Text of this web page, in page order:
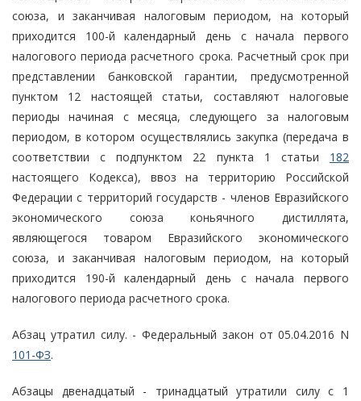
союза, и заканчивая налоговым периодом, на который
приходится 100-й календарный день с начала первого
налогового периода расчетного срока. Расчетный срок при
представлении банковской гарантии, предусмотренной
пунктом 12 настоящей статьи, составляют налоговые
периоды начиная с месяца, следующего за налоговым
периодом, в котором осуществлялись закупка (передача в
соответствии с подпунктом 22 пункта 1 статьи 182
настоящего Кодекса), ввоз на территорию Российской
Федерации с территорий государств - членов Евразийского
экономического союза коньячного дистиллята,
являющегося товаром Евразийского экономического
союза, и заканчивая налоговым периодом, на который
приходится 190-й календарный день с начала первого
налогового периода расчетного срока.
Абзац утратил силу. - Федеральный закон от 05.04.2016 N
101-ФЗ.
Абзацы двенадцатый - тринадцатый утратили силу с 1